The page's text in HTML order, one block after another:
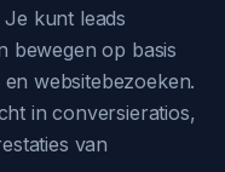
kunt leads
bewegen op basis
websitebezoeken.
in conversieratios,
van